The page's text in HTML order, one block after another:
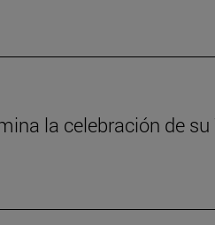
la celebración de su